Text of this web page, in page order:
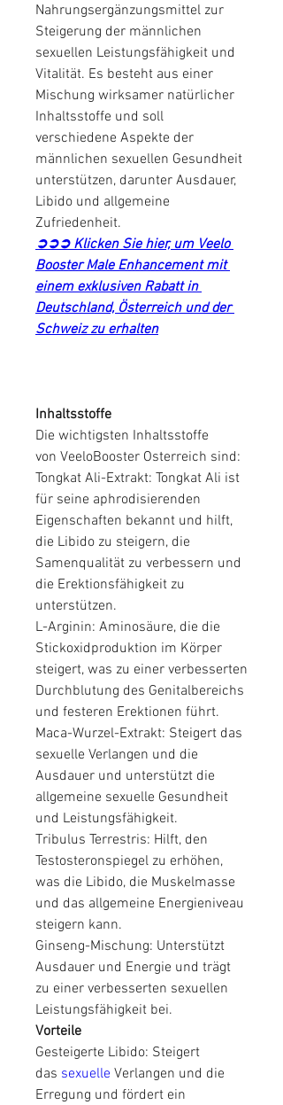
Nahrungsergänzungsmittel zur
Steigerung der männlichen
sexuellen Leistungsfähigkeit und
Vitalität. Es besteht aus einer
Mischung wirksamer natürlicher
Inhaltsstoffe und soll
verschiedene Aspekte der
männlichen sexuellen Gesundheit
unterstützen, darunter Ausdauer,
Libido und allgemeine
Zufriedenheit.
➲➲➲ Klicken Sie hier, um Veelo
Booster Male Enhancement mit
einem exklusiven Rabatt in
Deutschland, Österreich und der
Schweiz zu erhalten
Inhaltsstoffe
Die wichtigsten Inhaltsstoffe
von VeeloBooster Osterreich sind:
Tongkat Ali-Extrakt: Tongkat Ali ist
für seine aphrodisierenden
Eigenschaften bekannt und hilft,
die Libido zu steigern, die
Samenqualität zu verbessern und
die Erektionsfähigkeit zu
unterstützen.
L-Arginin: Aminosäure, die die
Stickoxidproduktion im Körper
steigert, was zu einer verbesserten
Durchblutung des Genitalbereichs
und festeren Erektionen führt.
Maca-Wurzel-Extrakt: Steigert das
sexuelle Verlangen und die
Ausdauer und unterstützt die
allgemeine sexuelle Gesundheit
und Leistungsfähigkeit.
Tribulus Terrestris: Hilft, den
Testosteronspiegel zu erhöhen,
was die Libido, die Muskelmasse
und das allgemeine Energieniveau
steigern kann.
Ginseng-Mischung: Unterstützt
Ausdauer und Energie und trägt
zu einer verbesserten sexuellen
Leistungsfähigkeit bei.
Vorteile
Gesteigerte Libido: Steigert
das sexuelle Verlangen und die
Erregung und fördert ein